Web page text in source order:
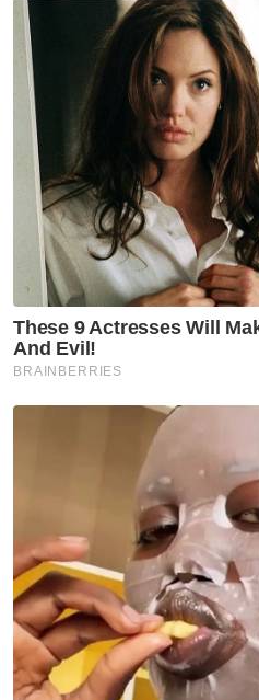
“AGC sendiri mengakui
pertimbangan dalam
bersifat rahsia, jadi
membuat kesimpulan
tidak ada merit?” soalnya.
Berita Telus & Tulus
hari!